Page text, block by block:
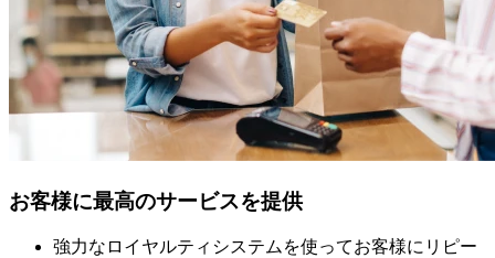
お客様に最高のサービスを提供
強力なロイヤルティシステムを使ってお客様にリピー